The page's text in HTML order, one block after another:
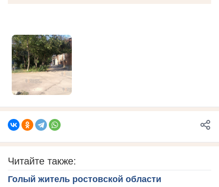
Читайте также:
Голый житель ростовской области